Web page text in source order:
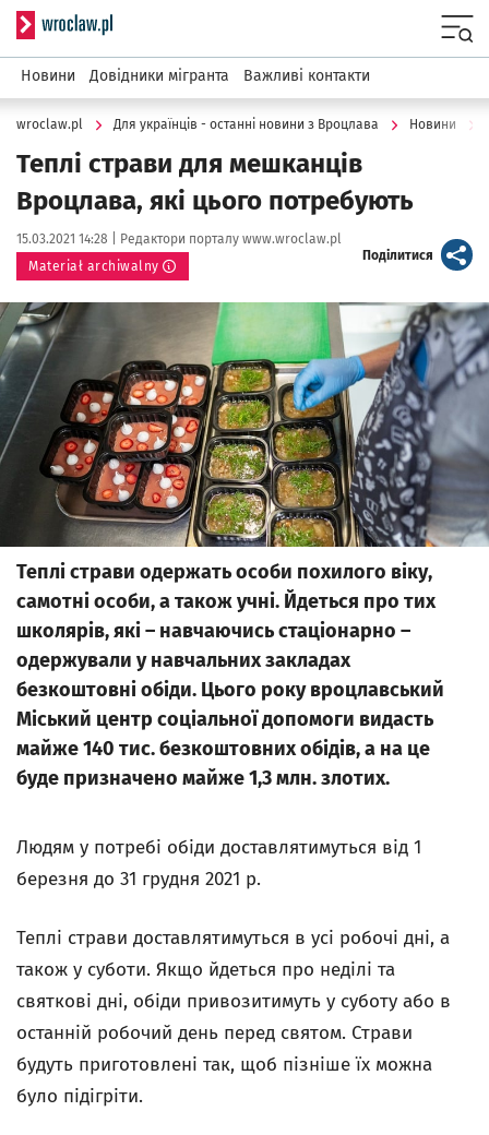
Serwis informacyjny wroclaw.pl
Новини Довідники мігранта Важливі контакти
wroclaw.pl Для українців - останні новини з Вроцлава Новини
Теплі страви для мешканців
Вроцлава, які цього потребують
Data publikacji:
15.03.2021 14:28 | Autor:
Редактори порталу www.wroclaw.pl
Materiał archiwalny
Поділитися artykuł
Kliknij, aby powiększyć
Теплі страви одержать особи похилого віку,
самотні особи, а також учні. Йдеться про тих
школярів, які – навчаючись стаціонарно –
одержували у навчальних закладах
безкоштовні обіди. Цього року вроцлавський
Міський центр соціальної допомоги видасть
майже 140 тис. безкоштовних обідів, а на це
буде призначено майже 1,3 млн. злотих.
Людям у потребі обіди доставлятимуться від 1
березня до 31 грудня 2021 р.
Теплі страви доставлятимуться в усі робочі дні, а
також у суботи. Якщо йдеться про неділі та
святкові дні, обіди привозитимуть у суботу або в
останній робочий день перед святом. Страви
будуть приготовлені так, щоб пізніше їх можна
було підігріти.